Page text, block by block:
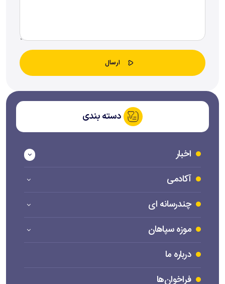
دسته بندی
اخبار
آکادمی
چندرسانه ای
موزه سپاهان
درباره ما
فراخوان‌ها